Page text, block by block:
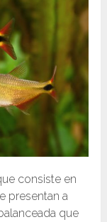
consiste en
presentan a
que